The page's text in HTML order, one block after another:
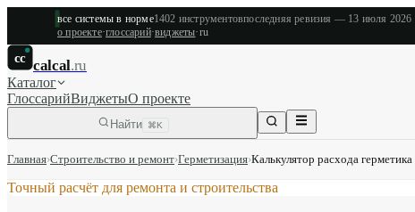
все системы в норме1402 инструментовпоследняя ревизия — 13 июля 2026
о проекте·глоссарий·виджеты·ru
cc calcal.ru
Каталог
ГлоссарийВиджетыО проекте
Найти ⌘K
Главная›Строительство и ремонт›Герметизация›Калькулятор расхода герметика
Точный расчёт для ремонта и строительства